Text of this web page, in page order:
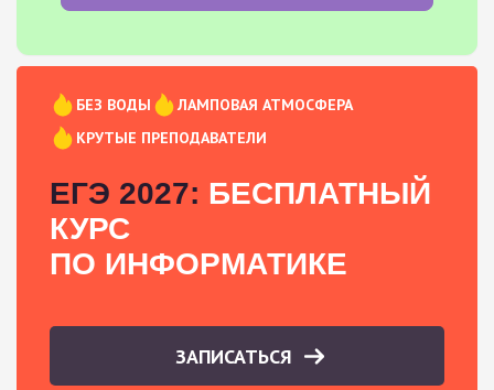
БЕЗ ВОДЫ
ЛАМПОВАЯ АТМОСФЕРА
КРУТЫЕ ПРЕПОДАВАТЕЛИ
ЕГЭ 2027: БЕСПЛАТНЫЙ
КУРС
ПО ИНФОРМАТИКЕ
ЗАПИСАТЬСЯ